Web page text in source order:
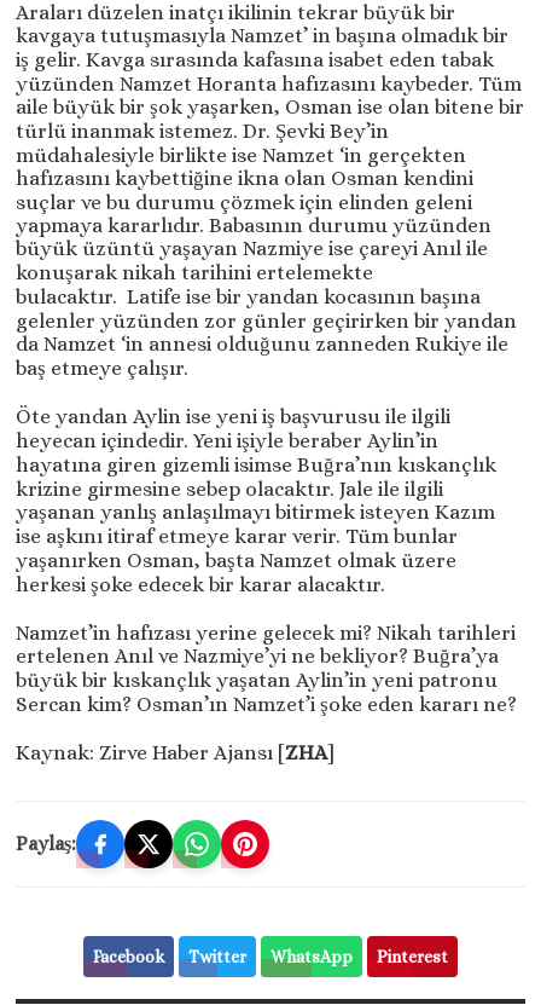
Araları düzelen inatçı ikilinin tekrar büyük bir
kavgaya tutuşmasıyla Namzet’ in başına olmadık bir
iş gelir. Kavga sırasında kafasına isabet eden tabak
yüzünden Namzet Horanta hafızasını kaybeder. Tüm
aile büyük bir şok yaşarken, Osman ise olan bitene bir
türlü inanmak istemez. Dr. Şevki Bey’in
müdahalesiyle birlikte ise Namzet ‘in gerçekten
hafızasını kaybettiğine ikna olan Osman kendini
suçlar ve bu durumu çözmek için elinden geleni
yapmaya kararlıdır. Babasının durumu yüzünden
büyük üzüntü yaşayan Nazmiye ise çareyi Anıl ile
konuşarak nikah tarihini ertelemekte
bulacaktır. Latife ise bir yandan kocasının başına
gelenler yüzünden zor günler geçirirken bir yandan
da Namzet ‘in annesi olduğunu zanneden Rukiye ile
baş etmeye çalışır.
Öte yandan Aylin ise yeni iş başvurusu ile ilgili
heyecan içindedir. Yeni işiyle beraber Aylin’in
hayatına giren gizemli isimse Buğra’nın kıskançlık
krizine girmesine sebep olacaktır. Jale ile ilgili
yaşanan yanlış anlaşılmayı bitirmek isteyen Kazım
ise aşkını itiraf etmeye karar verir. Tüm bunlar
yaşanırken Osman, başta Namzet olmak üzere
herkesi şoke edecek bir karar alacaktır.
Namzet’in hafızası yerine gelecek mi? Nikah tarihleri
ertelenen Anıl ve Nazmiye’yi ne bekliyor? Buğra’ya
büyük bir kıskançlık yaşatan Aylin’in yeni patronu
Sercan kim? Osman’ın Namzet’i şoke eden kararı ne?
Kaynak: Zirve Haber Ajansı [ZHA]
Paylaş:
Facebook Twitter WhatsApp Pinterest